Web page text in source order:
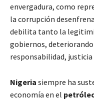
envergadura, como
la corrupción
debilita tanto la
gobiernos,
responsabilidad, justicia
Nigeria siempre ha
economía en el